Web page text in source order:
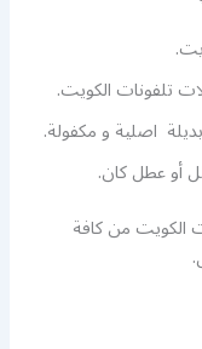
تلفونات الكويت.
اصلية و مكفولة.
أو عطل كان.
من كافة